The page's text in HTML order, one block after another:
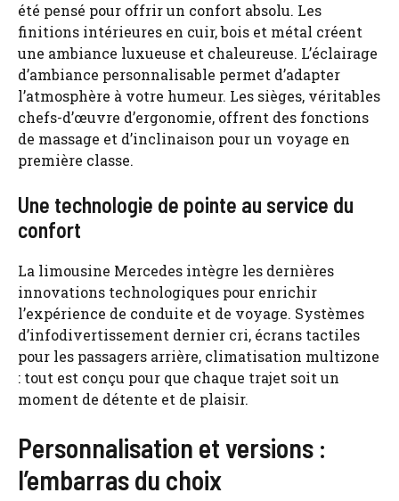
été pensé pour offrir un confort absolu. Les
finitions intérieures en cuir, bois et métal créent
une ambiance luxueuse et chaleureuse. L’éclairage
d’ambiance personnalisable permet d’adapter
l’atmosphère à votre humeur. Les sièges, véritables
chefs-d’œuvre d’ergonomie, offrent des fonctions
de massage et d’inclinaison pour un voyage en
première classe.
Une technologie de pointe au service du
confort
La limousine Mercedes intègre les dernières
innovations technologiques pour enrichir
l’expérience de conduite et de voyage. Systèmes
d’infodivertissement dernier cri, écrans tactiles
pour les passagers arrière, climatisation multizone
: tout est conçu pour que chaque trajet soit un
moment de détente et de plaisir.
Personnalisation et versions :
l’embarras du choix